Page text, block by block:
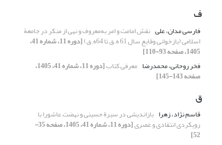
ف
فارسی مدان، علی نقش امامت و امر به‌معروف و نهی از منکر در جامعة
اسلامی (بازخوانی وقایع سال 61 ه.ق تا 64ه.ق) [دوره 11، شماره 41،
1405، صفحه 93-110]
فخر روحانی، محمدرضا معرفی کتاب [دوره 11، شماره 41، 1405،
صفحه 143-145]
ق
قاسم نژاد، زهرا بازاندیشی در سیرة حسینی و نهضت عاشورا با
رویکردی انتقادی و عَصری [دوره 11، شماره 41، 1405، صفحه 35-
52]